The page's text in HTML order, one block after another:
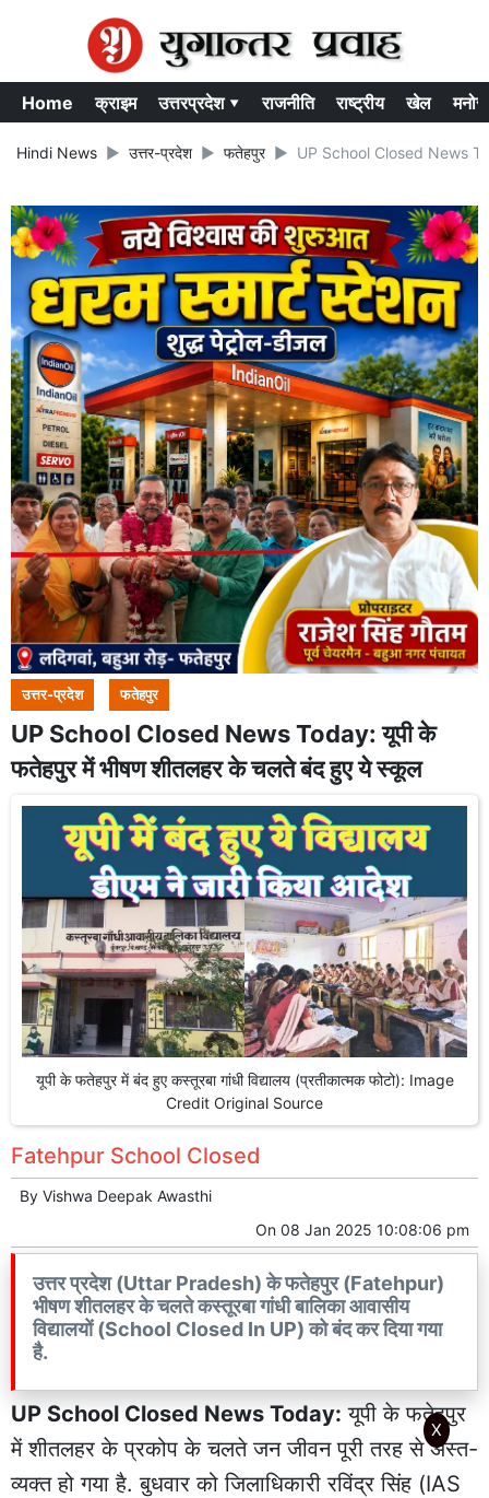
Home क्राइम उत्तरप्रदेश ▾ राजनीति राष्ट्रीय खेल
Hindi News उत्तर-प्रदेश फतेहपुर UP School Closed News
उत्तर-प्रदेश फतेहपुर
UP School Closed News Today: यूपी के
फतेहपुर में भीषण शीतलहर के चलते बंद हुए ये स्कूल
यूपी के फतेहपुर में बंद हुए कस्तूरबा गांधी विद्यालय (प्रतीकात्मक फोटो): Image
Credit Original Source
Fatehpur School Closed
By Vishwa Deepak Awasthi
On 08 Jan 2025 10:08:06 pm
उत्तर प्रदेश (Uttar Pradesh) के फतेहपुर (Fatehpur)
भीषण शीतलहर के चलते कस्तूरबा गांधी बालिका आवासीय
विद्यालयों (School Closed In UP) को बंद कर दिया गया
है.
UP School Closed News Today: यूपी केफतेहपुर
में शीतलहर के प्रकोप के चलते जन जीवन पूरी तरह से अस्त-
व्यक्त हो गया है. बुधवार को जिलाधिकारी रविंद्र सिंह (IAS
X